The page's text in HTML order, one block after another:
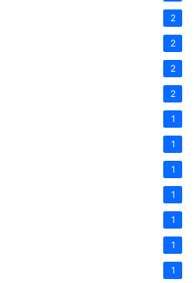
2
2
2
2
1
1
1
1
1
1
1